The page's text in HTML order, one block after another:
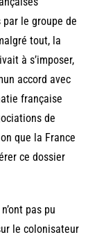
le groupe de
tout, la
à s’imposer,
accord avec
française
de
que la France
ce dossier
pas pu
le colonisateur